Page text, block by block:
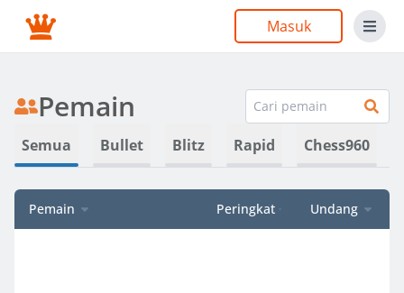
Masuk
Pemain
Semua Bullet Blitz Rapid Chess960
Pemain Peringkat Undang